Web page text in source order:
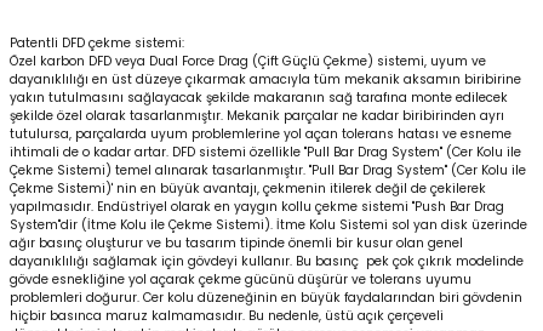
Patentli DFD çekme sistemi:
Özel karbon DFD veya Dual Force Drag (Çift Güçlü Çekme) sistemi, uyum ve
dayanıklılığı en üst düzeye çıkarmak amacıyla tüm mekanik aksamın biribirine
yakın tutulmasını sağlayacak şekilde makaranın sağ tarafına monte edilecek
şekilde özel olarak tasarlanmıştır. Mekanik parçalar ne kadar biribirinden ayrı
tutulursa, parçalarda uyum problemlerine yol açan tolerans hatası ve esneme
ihtimali de o kadar artar. DFD sistemi özellikle "Pull Bar Drag System" (Cer Kolu ile
Çekme Sistemi) temel alınarak tasarlanmıştır. "Pull Bar Drag System" (Cer Kolu ile
Çekme Sistemi)' nin en büyük avantajı, çekmenin itilerek değil de çekilerek
yapılmasıdır. Endüstriyel olarak en yaygın kollu çekme sistemi "Push Bar Drag
System"dir (İtme Kolu ile Çekme Sistemi). İtme Kolu Sistemi sol yan disk üzerinde
ağır basınç oluşturur ve bu tasarım tipinde önemli bir kusur olan genel
dayanıklılığı sağlamak için gövdeyi kullanır. Bu basınç pek çok çıkrık modelinde
gövde esnekliğine yol açarak çekme gücünü düşürür ve tolerans uyumu
problemleri doğurur. Cer kolu düzeneğinin en büyük faydalarından biri gövdenin
hiçbir basınca maruz kalmamasıdır. Bu nedenle, üstü açık çerçeveli